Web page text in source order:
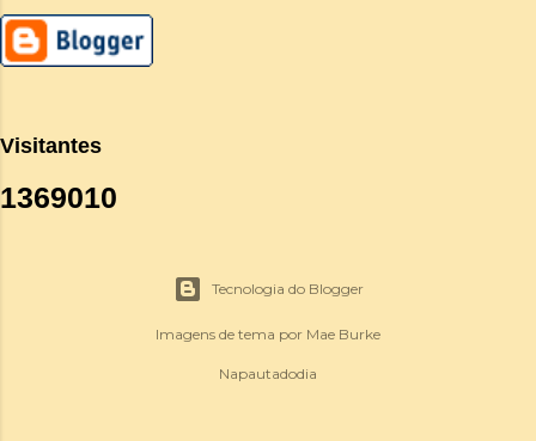
Visitantes
1369010
Tecnologia do Blogger
Imagens de tema por Mae Burke
Napautadodia